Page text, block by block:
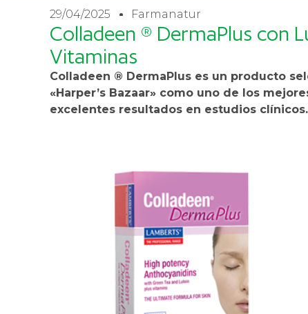
29/04/2025 Farmanatur
Colladeen ® DermaPlus con
Vitaminas
Colladeen ® DermaPlus es un producto
«Harper’s Bazaar» como uno de los
excelentes resultados en estudios clínicos.